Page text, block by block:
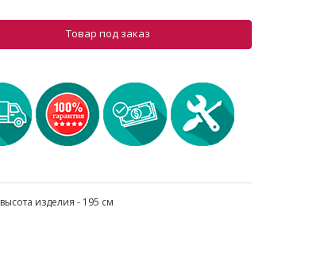
Товар под заказ
изделия - 195 см